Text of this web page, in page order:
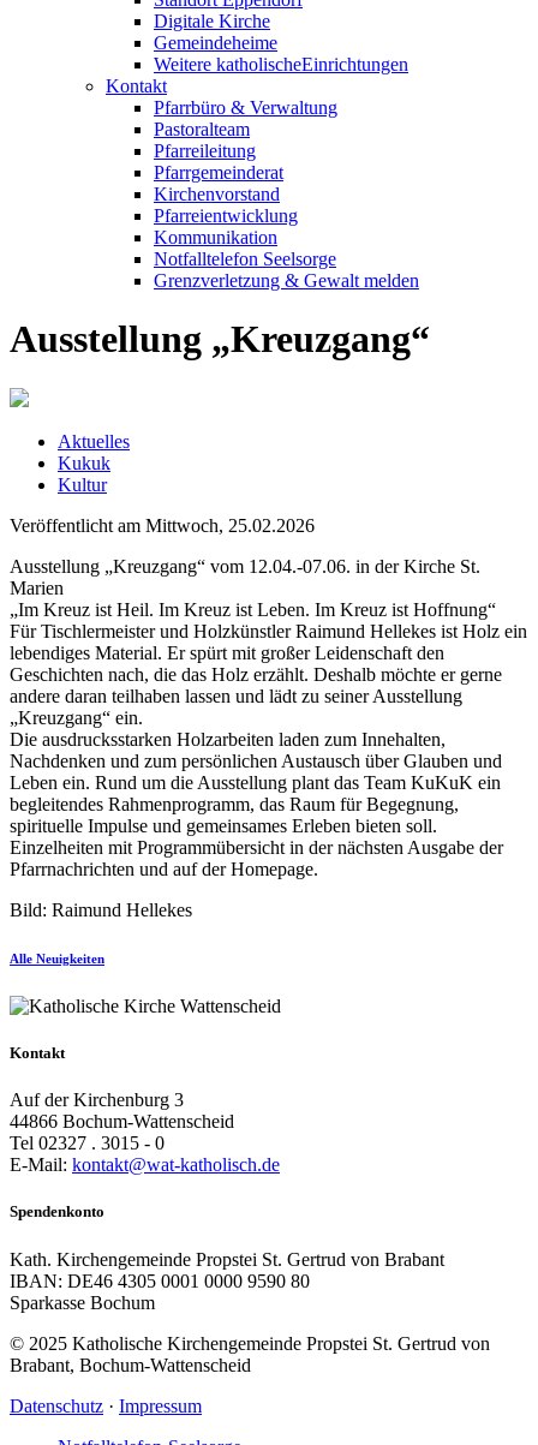
Digitale Kirche
Gemeindeheime
Weitere katholische­­Einrichtungen
Kontakt
Pfarrbüro & Verwaltung
Pastoralteam
Pfarreileitung
Pfarrgemeinderat
Kirchenvorstand
Pfarreientwicklung
Kommunikation
Notfalltelefon Seelsorge
Grenzverletzung & Gewalt melden
Ausstellung „Kreuzgang“
Aktuelles
Kukuk
Kultur
Veröffentlicht am Mittwoch, 25.02.2026
Ausstellung „Kreuzgang“ vom 12.04.-07.06. in der Kirche St.
Marien
„Im Kreuz ist Heil. Im Kreuz ist Leben. Im Kreuz ist Hoffnung“
Für Tischlermeister und Holzkünstler Raimund Hellekes ist Holz ein
lebendiges Material. Er spürt mit großer Leidenschaft den
Geschichten nach, die das Holz erzählt. Deshalb möchte er gerne
andere daran teilhaben lassen und lädt zu seiner Ausstellung
„Kreuzgang“ ein.
Die ausdrucksstarken Holzarbeiten laden zum Innehalten,
Nachdenken und zum persönlichen Austausch über Glauben und
Leben ein. Rund um die Ausstellung plant das Team KuKuK ein
begleitendes Rahmenprogramm, das Raum für Begegnung,
spirituelle Impulse und gemeinsames Erleben bieten soll.
Einzelheiten mit Programmübersicht in der nächsten Ausgabe der
Pfarrnachrichten und auf der Homepage.
Bild: Raimund Hellekes
Alle Neuigkeiten
Kontakt
Auf der Kirchenburg 3
44866 Bochum-Wattenscheid
Tel 02327 . 3015 - 0
E-Mail: kontakt@wat-katholisch.de
Spendenkonto
Kath. Kirchengemeinde Propstei St. Gertrud von Brabant
IBAN: DE46 4305 0001 0000 9590 80
Sparkasse Bochum
© 2025 Katholische Kirchengemeinde Propstei St. Gertrud von
Brabant, Bochum-Wattenscheid
Datenschutz · Impressum